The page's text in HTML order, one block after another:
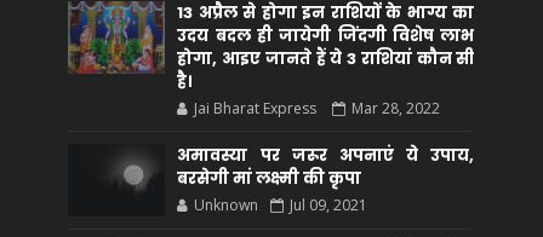
13 अप्रैल से होगा इन राशियों के भाग्य का
उदय बदल ही जायेगी जिंदगी विशेष लाभ
होगा, आइए जानते हैं ये 3 राशियां कौन सीं
है।
Jai Bharat Express Mar 28, 2022
अमावस्या पर जरूर अपनाएं ये उपाय,
बरसेगी मां लक्ष्मी की कृपा
Unknown Jul 09, 2021